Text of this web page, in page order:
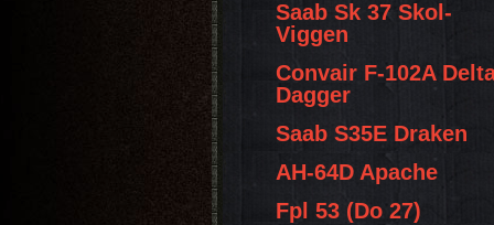
Saab Sk 37 Skol-
Viggen
Convair F-102A
Dagger
Saab S35E Draken
AH-64D Apache
Fpl 53 (Do 27)